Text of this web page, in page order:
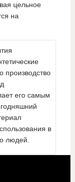
цельное
на
производство
его самым
в
людей.